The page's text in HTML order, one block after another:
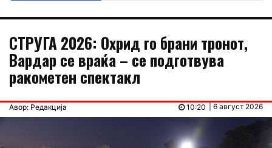
СТРУГА 2026: Охрид го брани тронот,
Вардар се враќа – се подготвува
ракометен спектакл
Авор: Редакција | 6 август 2026
10:20